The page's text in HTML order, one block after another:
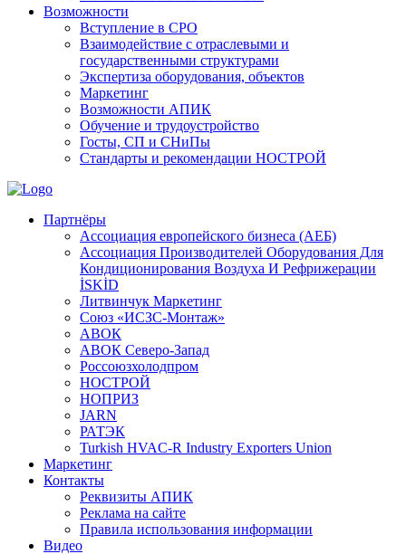
Возможности
Вступление в СРО
Взаимодействие с отраслевыми и
государственными структурами
Экспертиза оборудования, объектов
Маркетинг
Возможности АПИК
Обучение и трудоустройство
Госты, СП и СНиПы
Стандарты и рекомендации НОСТРОЙ
Партнёры
Ассоциация европейского бизнеса (АЕБ)
Aссоциация Производителей Оборудования Для
Кондиционирования Воздуха И Рефрижерации
İSKİD
Литвинчук Маркетинг
Союз «ИСЗС-Монтаж»
АВОК
АВОК Северо-Запад
Россоюзхолодпром
НОСТРОЙ
НОПРИЗ
JARN
РАТЭК
Turkish HVAC-R Industry Exporters Union
Маркетинг
Контакты
Реквизиты АПИК
Реклама на сайте
Правила использования информации
Видео